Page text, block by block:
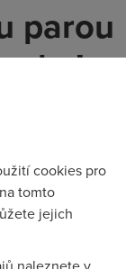
parou
každý večer
jste si něco?),
krobián a
má
ty dva roky
cookies pro
tomto
jejich